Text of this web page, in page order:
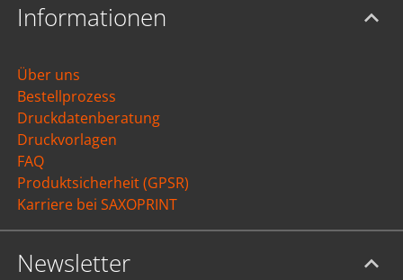
Informationen
Über uns
Bestellprozess
Druckdatenberatung
Druckvorlagen
FAQ
Produktsicherheit (GPSR)
Karriere bei SAXOPRINT
Newsletter